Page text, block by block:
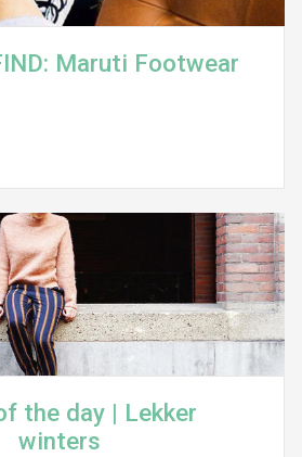
Maruti Footwear
the day | Lekker
winters